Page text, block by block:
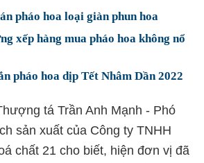
pháo hoa loại giàn phun hoa
xếp hàng mua pháo hoa không nổ
pháo hoa dịp Tết Nhâm Dần 2022
tá Trần Anh Mạnh - Phó
sản xuất của Công ty TNHH
chất 21 cho biết, hiện đơn vị đã